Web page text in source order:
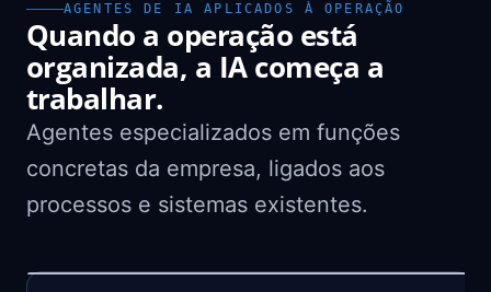
AGENTES DE IA APLICADOS À OPERAÇÃO
Quando a operação está
organizada, a IA começa a
trabalhar.
Agentes especializados em funções
concretas da empresa, ligados aos
processos e sistemas existentes.